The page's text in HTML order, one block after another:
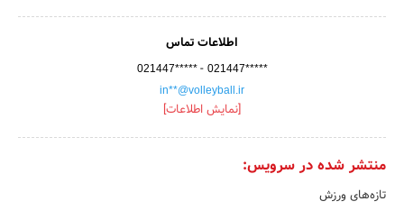
اطلاعات تماس
021447***** - 021447*****
in**@volleyball.ir
[نمایش اطلاعات]
منتشر شده در سرویس:
تازه‌های ورزش